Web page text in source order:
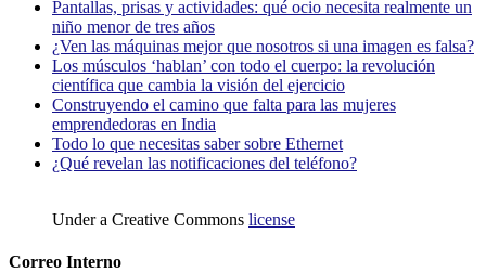
Pantallas, prisas y actividades: qué ocio necesita realmente un
niño menor de tres años
¿Ven las máquinas mejor que nosotros si una imagen es falsa?
Los músculos ‘hablan’ con todo el cuerpo: la revolución
científica que cambia la visión del ejercicio
Construyendo el camino que falta para las mujeres
emprendedoras en India
Todo lo que necesitas saber sobre Ethernet
¿Qué revelan las notificaciones del teléfono?
Under a Creative Commons license
Correo Interno